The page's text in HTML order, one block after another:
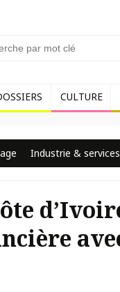
CULTURE
Industrie & services